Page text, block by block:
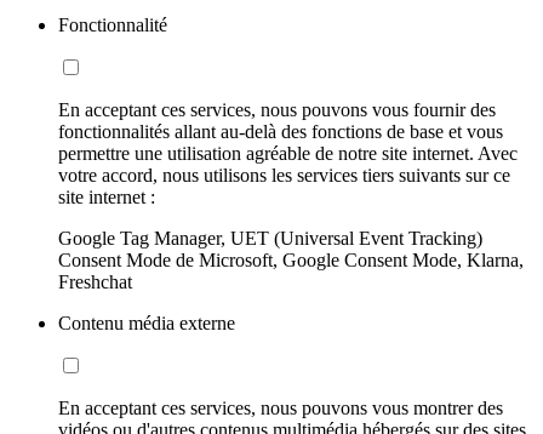
Fonctionnalité
En acceptant ces services, nous pouvons vous fournir des
fonctionnalités allant au-delà des fonctions de base et vous
permettre une utilisation agréable de notre site internet. Avec
votre accord, nous utilisons les services tiers suivants sur ce
site internet :
Google Tag Manager, UET (Universal Event Tracking)
Consent Mode de Microsoft, Google Consent Mode, Klarna,
Freshchat
Contenu média externe
En acceptant ces services, nous pouvons vous montrer des